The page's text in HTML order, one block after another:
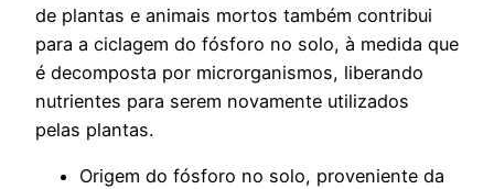
de plantas e animais mortos também contribui
para a ciclagem do fósforo no solo, à medida que
é decomposta por microrganismos, liberando
nutrientes para serem novamente utilizados
pelas plantas.
Origem do fósforo no solo, proveniente da